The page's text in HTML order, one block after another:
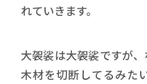
れていきます。
大袈裟は大袈裟ですが
木材を切断してるみた